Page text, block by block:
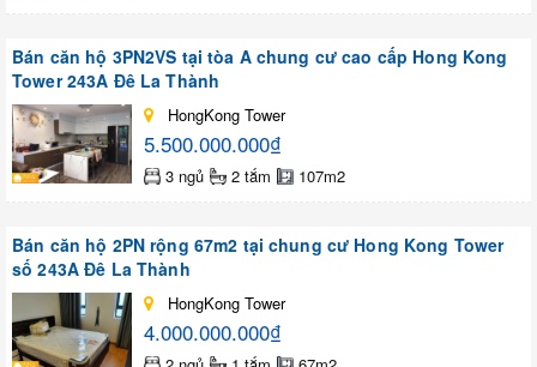
Bán căn hộ 3PN2VS tại tòa A chung cư cao cấp Hong Kong
Tower 243A Đê La Thành
HongKong Tower
5.500.000.000₫
3 ngủ 2 tắm 107m2
Bán căn hộ 2PN rộng 67m2 tại chung cư Hong Kong Tower
số 243A Đê La Thành
HongKong Tower
4.000.000.000₫